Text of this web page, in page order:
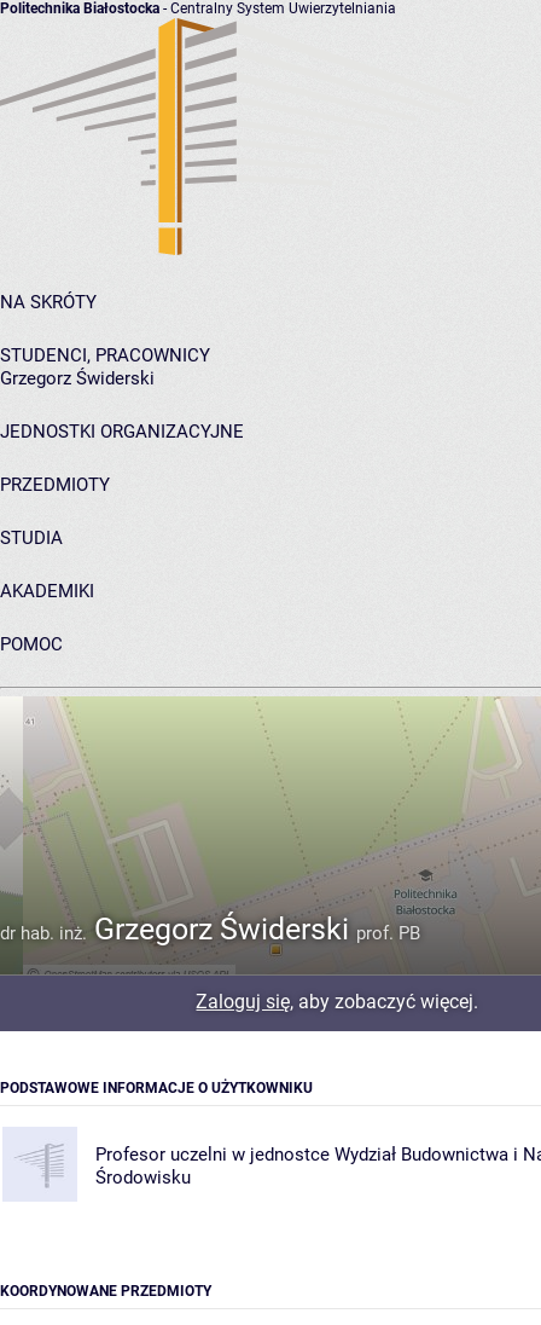
Politechnika Białostocka - Centralny System Uwierzytelniania
NA SKRÓTY
STUDENCI, PRACOWNICY
Grzegorz Świderski
JEDNOSTKI ORGANIZACYJNE
PRZEDMIOTY
STUDIA
AKADEMIKI
POMOC
ARCHIWUM PRAC DYPLOMOWYCH
dr hab. inż. Grzegorz Świderski prof. PB
Zaloguj się, aby zobaczyć więcej.
PODSTAWOWE INFORMACJE O UŻYTKOWNIKU
Profesor uczelni w jednostce Wydział Budownictwa i
Środowisku
KOORDYNOWANE PRZEDMIOTY